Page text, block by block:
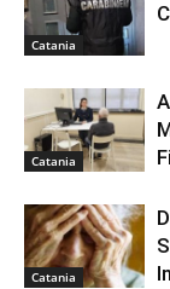
Catania
Catania
Catania